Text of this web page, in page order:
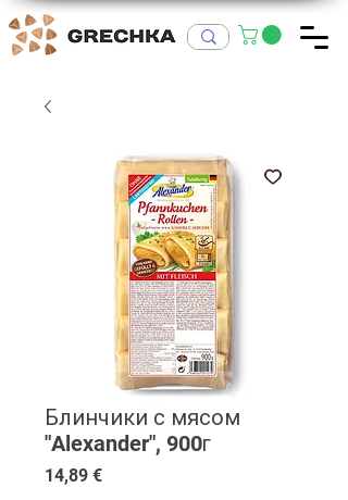
Блинчики с мясом
"Alexander", 900г
14,89 €Цена